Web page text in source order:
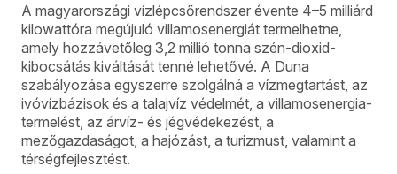
A magyarországi vízlépcsőrendszer évente 4–5 milliárd
kilowattóra megújuló villamosenergiát termelhetne,
amely hozzávetőleg 3,2 millió tonna szén-dioxid-
kibocsátás kiváltását tenné lehetővé. A Duna
szabályozása egyszerre szolgálná a vízmegtartást, az
ivóvízbázisok és a talajvíz védelmét, a villamosenergia-
termelést, az árvíz- és jégvédekezést, a
mezőgazdaságot, a hajózást, a turizmust, valamint a
térségfejlesztést.